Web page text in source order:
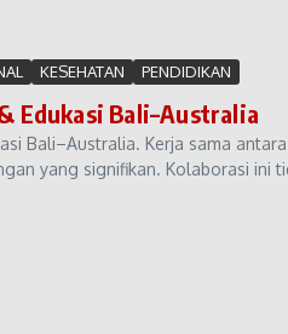
KESEHATAN PENDIDIKAN
Edukasi Bali–Australia
Bali–Australia. Kerja sama
yang signifikan. Kolaborasi ini